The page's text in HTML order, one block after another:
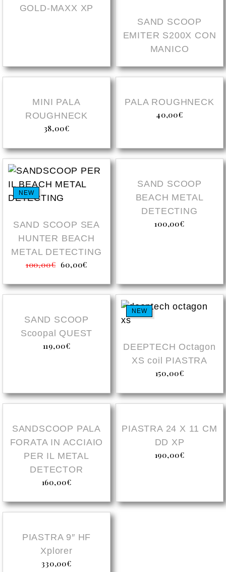
GOLD-MAXX XP
SAND SCOOP
EMITER S200X CON
MANICO
MINI PALA
ROUGHNECK
38,00€
PALA ROUGHNECK
40,00€
NEW
SAND SCOOP SEA
HUNTER BEACH
METAL DETECTING
100,00€ 60,00€
SAND SCOOP
BEACH METAL
DETECTING
100,00€
SAND SCOOP
Scoopal QUEST
119,00€
NEW
DEEPTECH Octagon
XS coil PIASTRA
150,00€
SANDSCOOP PALA
FORATA IN ACCIAIO
PER IL METAL
DETECTOR
160,00€
PIASTRA 24 X 11 CM
DD XP
190,00€
PIASTRA 9″ HF
Xplorer
330,00€